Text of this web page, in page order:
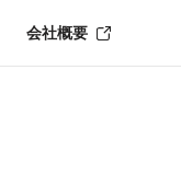
会社概要